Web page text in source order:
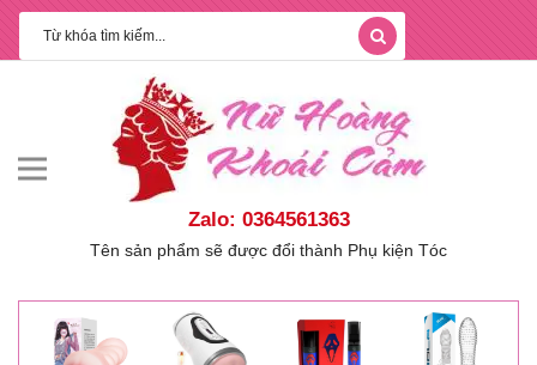
Zalo: 0364561363
Tên sản phẩm sẽ được đổi thành Phụ kiện Tóc